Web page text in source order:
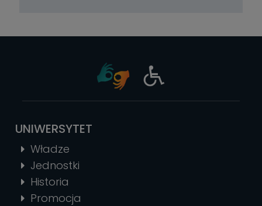
UNIWERSYTET
Władze
Jednostki
Historia
Promocja